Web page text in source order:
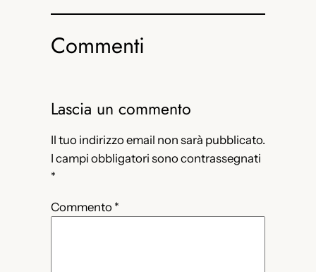
Commenti
Lascia un commento
Il tuo indirizzo email non sarà pubblicato.
I campi obbligatori sono contrassegnati
*
Commento *